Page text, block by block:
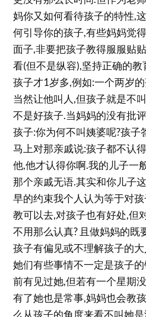
妈你又如何看待孩子的特性,
何引导你的孩子,有些妈妈觉
面子,非要把孩子教得服服贴
看(但不是纵容),坚持正确的
孩子才1岁多,例如:一个两岁
当然让他叫人,但孩子就是不
不是好孩子.当妈妈的没有批
孩子:你为何不叫姨婆呢?孩子
马上对那亲戚说:孩子都不认
他,他才认得你啊.我的儿子一
那个亲戚无语.其实和你儿子
早的约束我个人认为等于对
教可以去,对孩子也有好处,但
不用那么认真? 且做妈妈的既
孩子有偏见或不理解孩子的
她们有些事情不一定是孩子
前有见过她,但若有一个星期
有了她也是常事,妈妈也会教
么从孩子的角度来看不叫她